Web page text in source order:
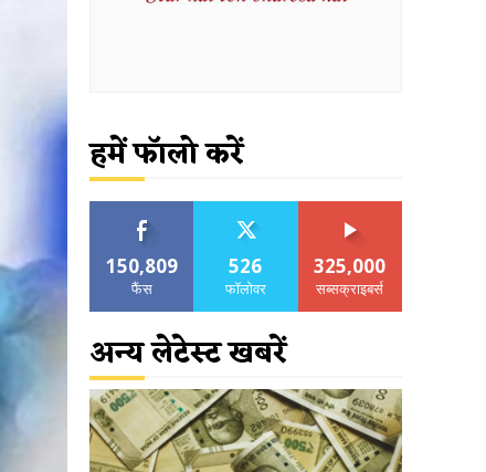
हमें फॉलो करें
150,809
फैंस
526
फॉलोवर
325,000
सब्सक्राइबर्स
अन्य लेटेस्ट खबरें